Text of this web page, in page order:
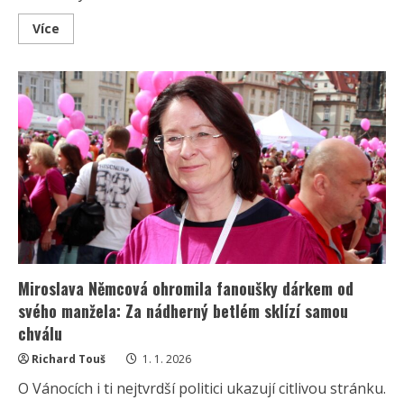
Více
more
Vánoce
u
syna
skončily
zklamáním,“
posteskla
si
paní
Alena.
Pozvali
ji,
protože
chtěli
její
byt
Miroslava Němcová ohromila fanoušky dárkem od
svého manžela: Za nádherný betlém sklízí samou
chválu
Richard Touš 1. 1. 2026
O Vánocích i ti nejtvrdší politici ukazují citlivou stránku.